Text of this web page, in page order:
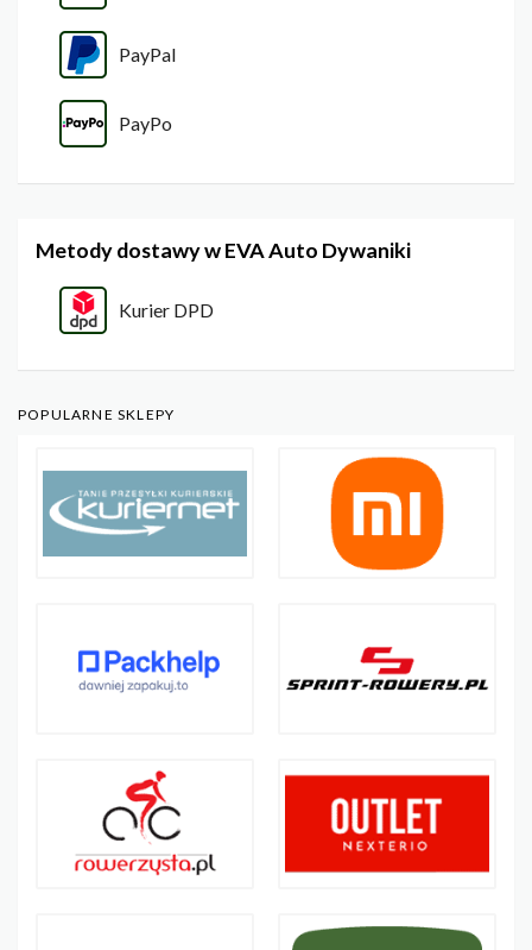
PayPal
PayPo
Metody dostawy w EVA Auto Dywaniki
Kurier DPD
POPULARNE SKLEPY